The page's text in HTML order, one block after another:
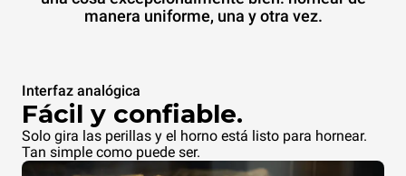
manera uniforme, una y otra vez.
Interfaz analógica
Fácil y confiable.
Solo gira las perillas y el horno está listo para hornear.
Tan simple como puede ser.